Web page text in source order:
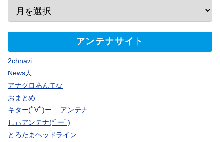
アンテナサイト
2chnavi
News人
アナグロあんてな
おまとめ
キター(ﾟ∀ﾟ)ー！ アンテナ
しぃアンテナ(*ﾟーﾟ)
とろたまヘッドライン